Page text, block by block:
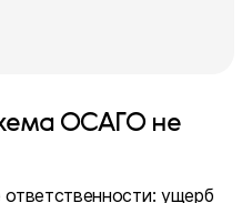
ОСАГО не
ущерб